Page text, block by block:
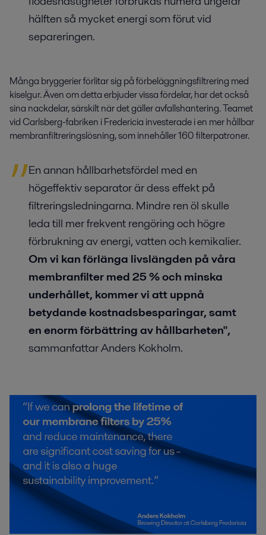
hälften så mycket energi som förut vid
separeringen.
Många bryggerier förlitar sig på förbeläggningsfiltrering med
kiselgur. Även om detta erbjuder vissa fördelar, har det också
sina nackdelar, särskilt när det gäller avfallshantering. Teamet
vid Carlsberg-fabriken i Fredericia investerade i en mer hållbar
membranfiltreringslösning, som innehåller 160 filterpatroner.
En annan hållbarhetsfördel med en
högeffektiv separator är dess effekt på
filtreringsledningarna. Mindre ren öl skulle
leda till mer frekvent rengöring och högre
förbrukning av energi, vatten och kemikalier.
Om vi kan förlänga livslängden på våra
membranfilter med 25 % och minska
underhållet, kommer vi att uppnå
betydande kostnadsbesparingar, samt
en enorm förbättring av hållbarheten",
sammanfattar Anders Kokholm.